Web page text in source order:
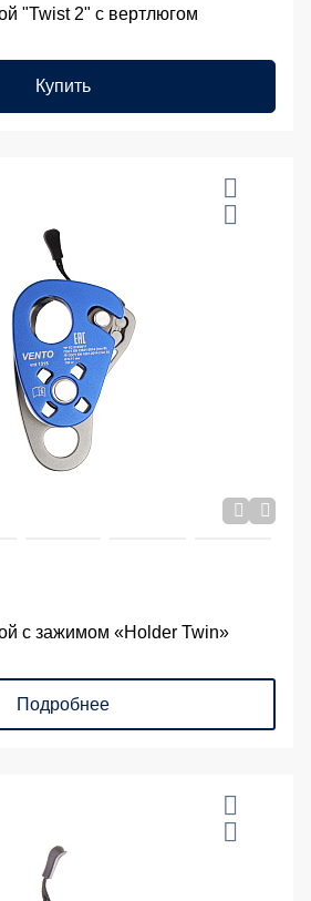
"Twist 2" с вертлюгом
Купить
с зажимом «Holder Twin»
Подробнее